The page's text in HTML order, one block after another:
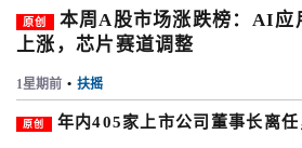
原创
本周A股市场涨跌榜：AI应
上涨，芯片赛道调整
1星期前 • 扶摇
原创 年内405家上市公司董事长离